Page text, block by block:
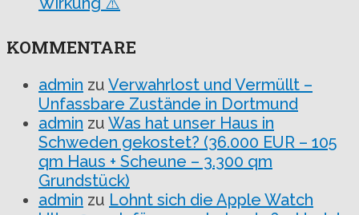
KOMMENTARE
admin zu Verwahrlost und Vermüllt –
Unfassbare Zustände in Dortmund
admin zu Was hat unser Haus in
Schweden gekostet? (36.000 EUR – 105
qm Haus + Scheune – 3.300 qm
Grundstück)
admin zu Lohnt sich die Apple Watch